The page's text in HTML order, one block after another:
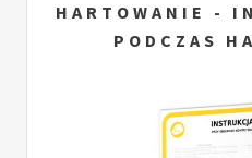
HARTOWANIE -
PODCZAS